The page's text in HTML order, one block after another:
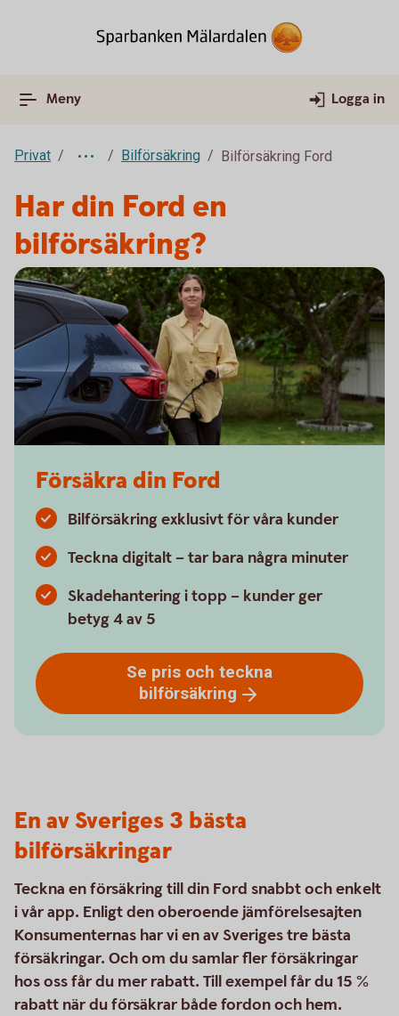
Meny Logga in
Privat Bilförsäkring Bilförsäkring Ford
Har din Ford en
bilförsäkring?
Försäkra din Ford
Bilförsäkring exklusivt för våra kunder
Teckna digitalt – tar bara några minuter
Skadehantering i topp – kunder ger
betyg 4 av 5
Se pris och teckna
bilförsäkring
En av Sveriges 3 bästa
bilförsäkringar
Teckna en försäkring till din Ford snabbt och enkelt
i vår app. Enligt den oberoende jämförelsesajten
Konsumenternas har vi en av Sveriges tre bästa
försäkringar. Och om du samlar fler försäkringar
hos oss får du mer rabatt. Till exempel får du 15 %
rabatt när du försäkrar både fordon och hem.